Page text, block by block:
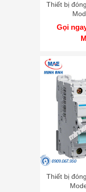
Thiết bị
Gọi
Thiết bị